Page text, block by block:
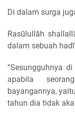
Di dalam surga
Rasūlullāh
dalam sebuah
“Sesungguhnya
apabila
bayangannya,
tahun dia tidak